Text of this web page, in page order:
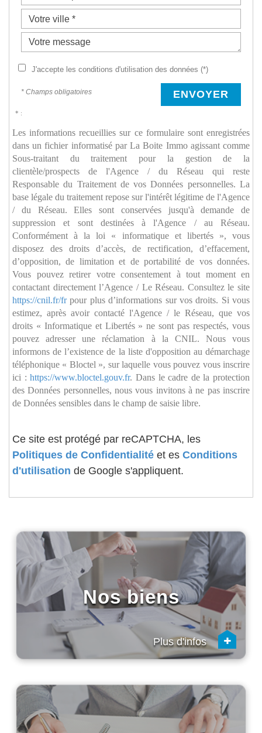
J'accepte les conditions d'utilisation des données (*)
* Champs obligatoires ENVOYER
* :
Les informations recueillies sur ce formulaire sont enregistrées
dans un fichier informatisé par La Boite Immo agissant comme
Sous-traitant du traitement pour la gestion de la
clientèle/prospects de l'Agence / du Réseau qui reste
Responsable du Traitement de vos Données personnelles. La
base légale du traitement repose sur l'intérêt légitime de l'Agence
/ du Réseau. Elles sont conservées jusqu'à demande de
suppression et sont destinées à l'Agence / au Réseau.
Conformément à la loi « informatique et libertés », vous
disposez des droits d’accès, de rectification, d’effacement,
d’opposition, de limitation et de portabilité de vos données.
Vous pouvez retirer votre consentement à tout moment en
contactant directement l’Agence / Le Réseau. Consultez le site
https://cnil.fr/frpour plus d’informations sur vos droits. Si vous
estimez, après avoir contacté l'Agence / le Réseau, que vos
droits « Informatique et Libertés » ne sont pas respectés, vous
pouvez adresser une réclamation à la CNIL. Nous vous
informons de l’existence de la liste d'opposition au démarchage
téléphonique « Bloctel », sur laquelle vous pouvez vous inscrire
ici :https://www.bloctel.gouv.fr. Dans le cadre de la protection
des Données personnelles, nous vous invitons à ne pas inscrire
de Données sensibles dans le champ de saisie libre.
Ce site est protégé par reCAPTCHA, les
Politiques de Confidentialité et es Conditions
d'utilisation de Google s'appliquent.
Nos biens
Plus d'infos +